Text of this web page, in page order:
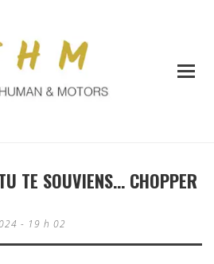
TE SOUVIENS… CHOPPER
- 19 h 02